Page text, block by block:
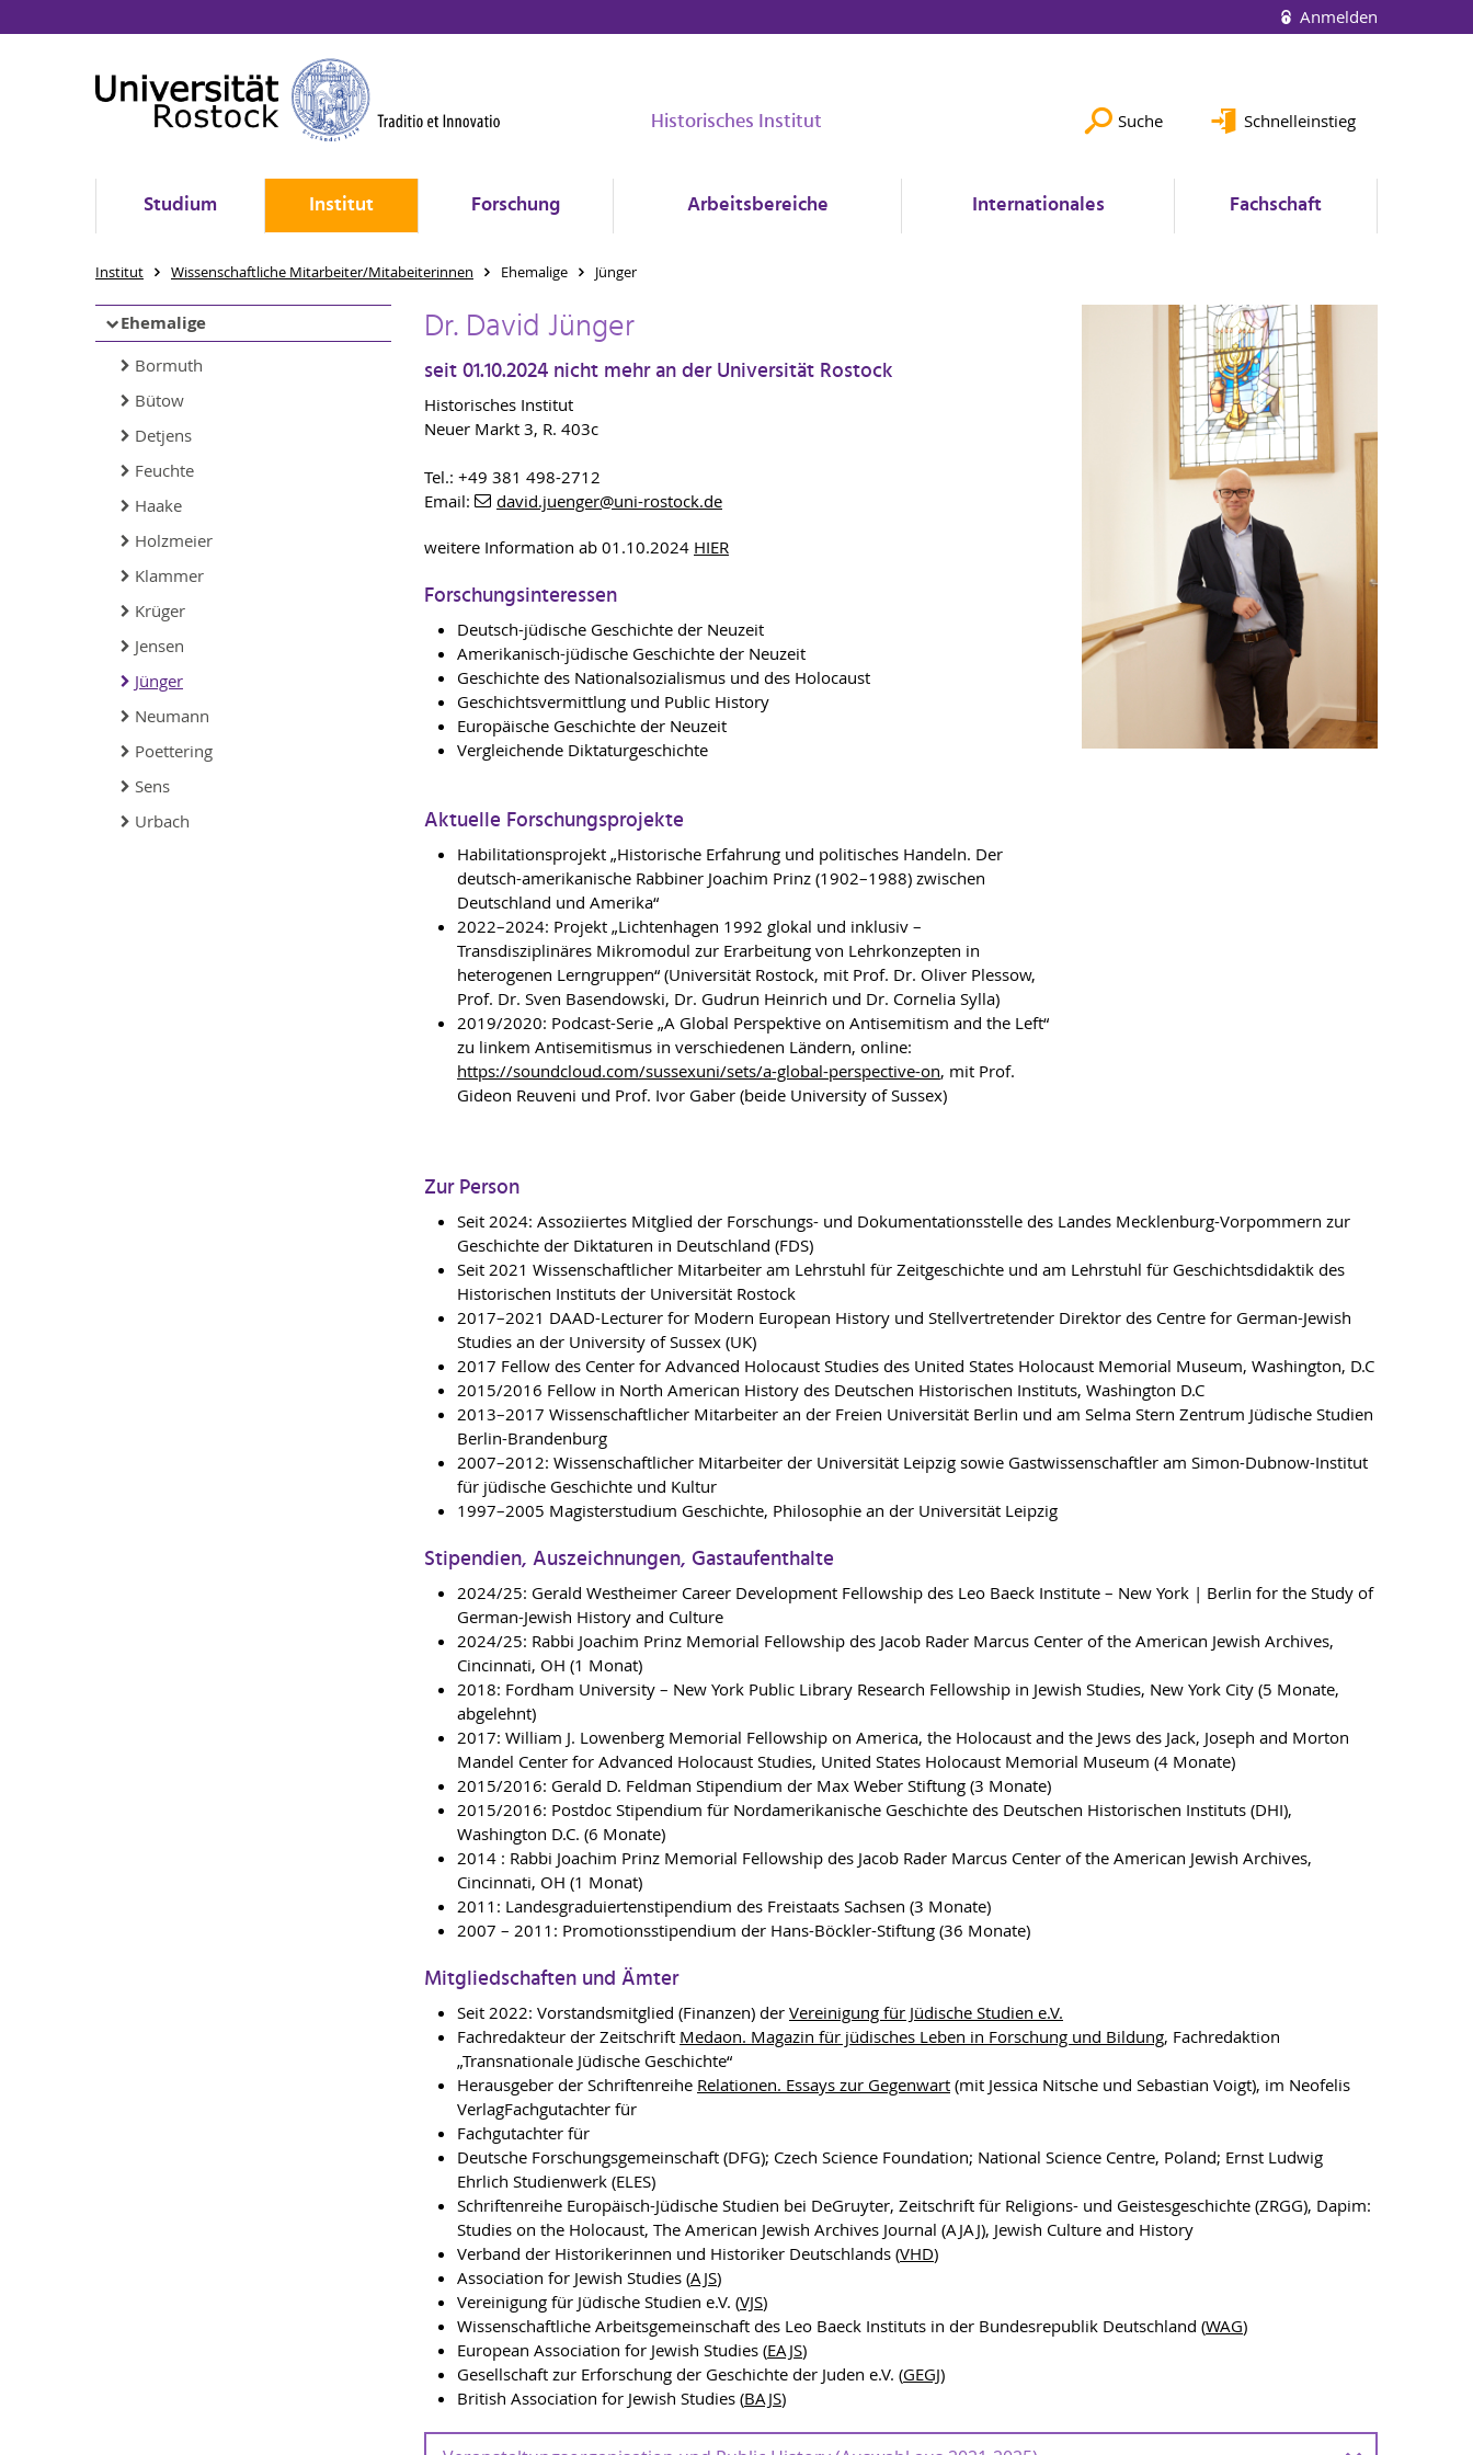
Anmelden
Historisches Institut Suche Schnelleinstieg
Studium Institut Forschung Arbeitsbereiche Internationales Fachschaft
Institut Wissenschaftliche Mitarbeiter/Mitabeiterinnen Ehemalige Jünger
Ehemalige
Bormuth
Bütow
Detjens
Feuchte
Haake
Holzmeier
Klammer
Krüger
Jensen
Jünger
Neumann
Poettering
Sens
Urbach
Dr. David Jünger
seit 01.10.2024 nicht mehr an der Universität Rostock
Historisches Institut
Neuer Markt 3, R. 403c
Tel.: +49 381 498-2712
Email:
david.juenger@uni-rostock.de
weitere Information ab 01.10.2024 HIER
Forschungsinteressen
Deutsch-jüdische Geschichte der Neuzeit
Amerikanisch-jüdische Geschichte der Neuzeit
Geschichte des Nationalsozialismus und des Holocaust
Geschichtsvermittlung und Public History
Europäische Geschichte der Neuzeit
Vergleichende Diktaturgeschichte
Aktuelle Forschungsprojekte
Habilitationsprojekt „Historische Erfahrung und politisches Handeln. Der
deutsch-amerikanische Rabbiner Joachim Prinz (1902–1988) zwischen
Deutschland und Amerika“
2022–2024: Projekt „Lichtenhagen 1992 glokal und inklusiv –
Transdisziplinäres Mikromodul zur Erarbeitung von Lehrkonzepten in
heterogenen Lerngruppen“ (Universität Rostock, mit Prof. Dr. Oliver Plessow,
Prof. Dr. Sven Basendowski, Dr. Gudrun Heinrich und Dr. Cornelia Sylla)
2019/2020: Podcast-Serie „A Global Perspektive on Antisemitism and the Left“
zu linkem Antisemitismus in verschiedenen Ländern, online:
https://soundcloud.com/sussexuni/sets/a-global-perspective-on, mit Prof.
Gideon Reuveni und Prof. Ivor Gaber (beide University of Sussex)
Zur Person
Seit 2024: Assoziiertes Mitglied der Forschungs- und Dokumentationsstelle des Landes Mecklenburg-Vorpommern zur
Geschichte der Diktaturen in Deutschland (FDS)
Seit 2021 Wissenschaftlicher Mitarbeiter am Lehrstuhl für Zeitgeschichte und am Lehrstuhl für Geschichtsdidaktik des
Historischen Instituts der Universität Rostock
2017–2021 DAAD-Lecturer for Modern European History und Stellvertretender Direktor des Centre for German-Jewish
Studies an der University of Sussex (UK)
2017 Fellow des Center for Advanced Holocaust Studies des United States Holocaust Memorial Museum, Washington, D.C
2015/2016 Fellow in North American History des Deutschen Historischen Instituts, Washington D.C
2013–2017 Wissenschaftlicher Mitarbeiter an der Freien Universität Berlin und am Selma Stern Zentrum Jüdische Studien
Berlin-Brandenburg
2007–2012: Wissenschaftlicher Mitarbeiter der Universität Leipzig sowie Gastwissenschaftler am Simon-Dubnow-Institut
für jüdische Geschichte und Kultur
1997–2005 Magisterstudium Geschichte, Philosophie an der Universität Leipzig
Stipendien, Auszeichnungen, Gastaufenthalte
2024/25: Gerald Westheimer Career Development Fellowship des Leo Baeck Institute – New York | Berlin for the Study of
German-Jewish History and Culture
2024/25: Rabbi Joachim Prinz Memorial Fellowship des Jacob Rader Marcus Center of the American Jewish Archives,
Cincinnati, OH (1 Monat)
2018: Fordham University – New York Public Library Research Fellowship in Jewish Studies, New York City (5 Monate,
abgelehnt)
2017: William J. Lowenberg Memorial Fellowship on America, the Holocaust and the Jews des Jack, Joseph and Morton
Mandel Center for Advanced Holocaust Studies, United States Holocaust Memorial Museum (4 Monate)
2015/2016: Gerald D. Feldman Stipendium der Max Weber Stiftung (3 Monate)
2015/2016: Postdoc Stipendium für Nordamerikanische Geschichte des Deutschen Historischen Instituts (DHI),
Washington D.C. (6 Monate)
2014 : Rabbi Joachim Prinz Memorial Fellowship des Jacob Rader Marcus Center of the American Jewish Archives,
Cincinnati, OH (1 Monat)
2011: Landesgraduiertenstipendium des Freistaats Sachsen (3 Monate)
2007 – 2011: Promotionsstipendium der Hans-Böckler-Stiftung (36 Monate)
Mitgliedschaften und Ämter
Seit 2022: Vorstandsmitglied (Finanzen) der Vereinigung für Jüdische Studien e.V.
Fachredakteur der Zeitschrift Medaon. Magazin für jüdisches Leben in Forschung und Bildung, Fachredaktion
„Transnationale Jüdische Geschichte“
Herausgeber der Schriftenreihe Relationen. Essays zur Gegenwart (mit Jessica Nitsche und Sebastian Voigt), im Neofelis
VerlagFachgutachter für
Fachgutachter für
Deutsche Forschungsgemeinschaft (DFG); Czech Science Foundation; National Science Centre, Poland; Ernst Ludwig
Ehrlich Studienwerk (ELES)
Schriftenreihe Europäisch-Jüdische Studien bei DeGruyter, Zeitschrift für Religions- und Geistesgeschichte (ZRGG), Dapim:
Studies on the Holocaust, The American Jewish Archives Journal (AJAJ), Jewish Culture and History
Verband der Historikerinnen und Historiker Deutschlands (VHD)
Association for Jewish Studies (AJS)
Vereinigung für Jüdische Studien e.V. (VJS)
Wissenschaftliche Arbeitsgemeinschaft des Leo Baeck Instituts in der Bundesrepublik Deutschland (WAG)
European Association for Jewish Studies (EAJS)
Gesellschaft zur Erforschung der Geschichte der Juden e.V. (GEGJ)
British Association for Jewish Studies (BAJS)